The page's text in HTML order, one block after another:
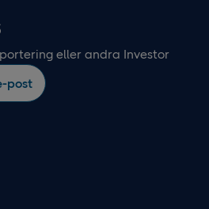
eller andra Investor
post